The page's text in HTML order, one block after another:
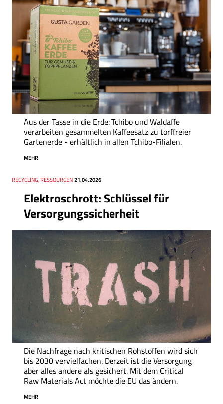
Aus der Tasse in die Erde: Tchibo und Waldaffe
verarbeiten gesammelten Kaffeesatz zu torffreier
Gartenerde - erhältlich in allen Tchibo-Filialen.
MEHR
Elektroschrott: Schlüssel für
Versorgungssicherheit
Thema
RECYCLING, RESSOURCEN
Datum 21.04.2026
Die Nachfrage nach kritischen Rohstoffen wird sich
bis 2030 vervielfachen. Derzeit ist die Versorgung
aber alles andere als gesichert. Mit dem Critical
Raw Materials Act möchte die EU das ändern.
MEHR